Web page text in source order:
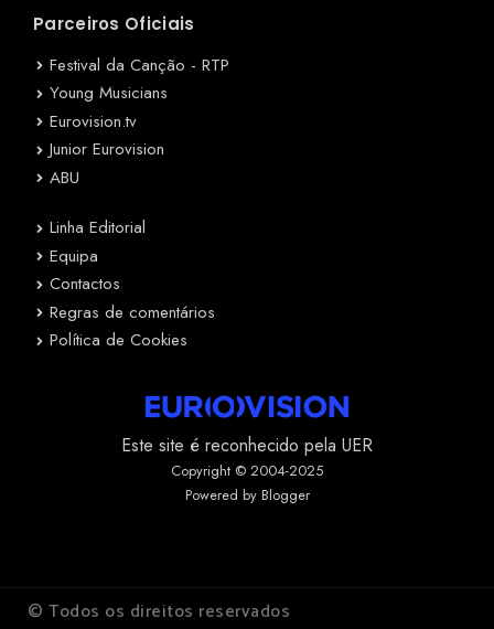
Parceiros Oficiais
Festival da Canção - RTP
Young Musicians
Eurovision.tv
Junior Eurovision
ABU
Linha Editorial
Equipa
Contactos
Regras de comentários
Política de Cookies
Este site é reconhecido pela UER
Copyright © 2004-2025
Powered by Blogger
© Todos os direitos reservados